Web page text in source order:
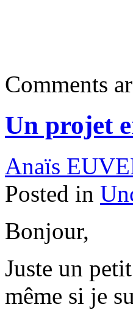
Comments
Un projet
Anaïs
Posted in
Bonjour,
Juste un
même si je